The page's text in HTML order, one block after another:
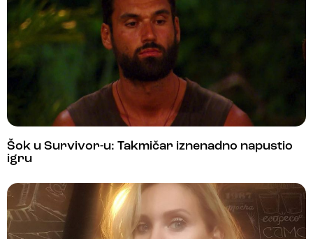
Šok u Survivor-u: Takmičar iznenadno napustio
igru